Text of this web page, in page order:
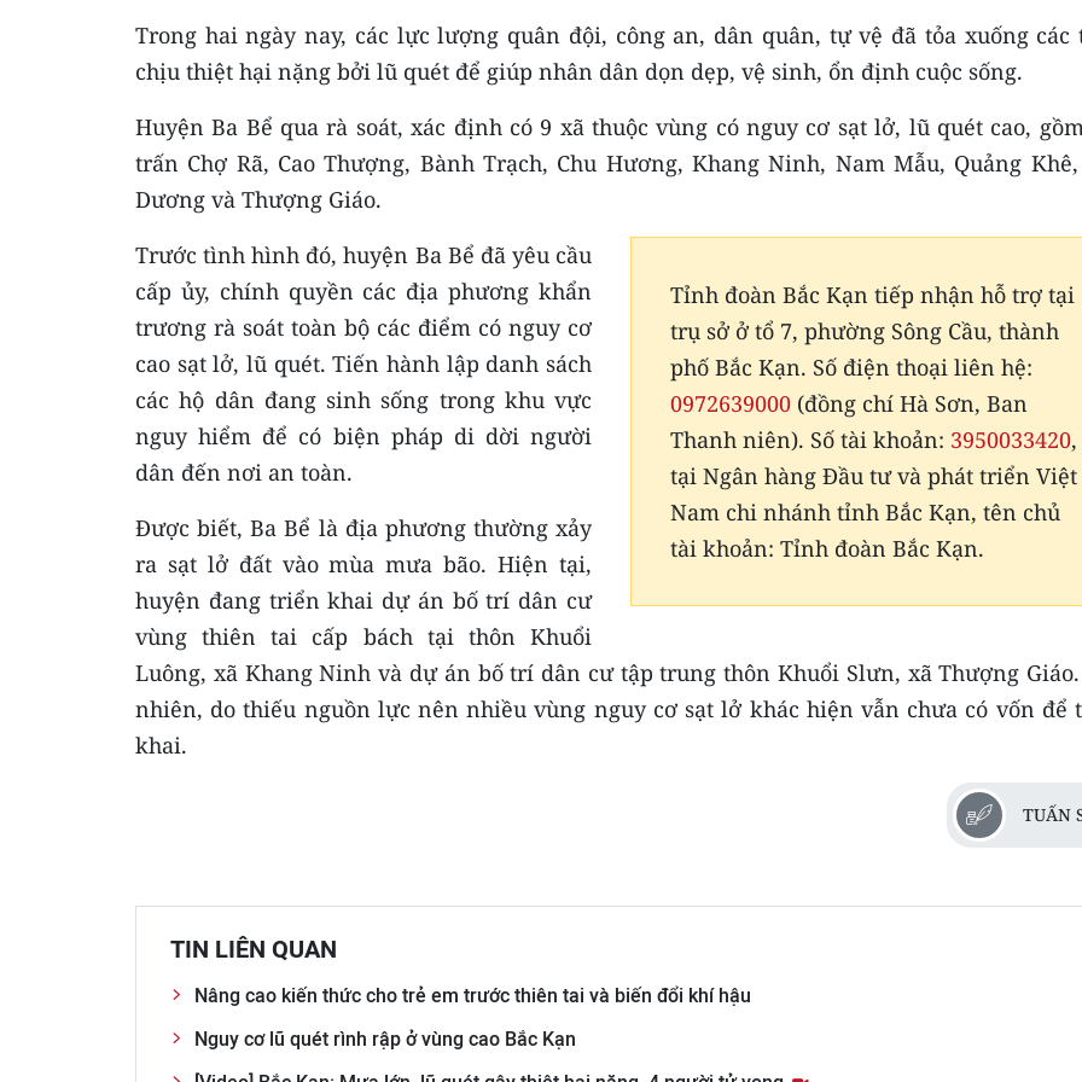
Trong hai ngày nay, các lực lượng quân đội, công an, dân quân, tự vệ đã tỏa xuống các
chịu thiệt hại nặng bởi lũ quét để giúp nhân dân dọn dẹp, vệ sinh, ổn định cuộc sống.
Huyện Ba Bể qua rà soát, xác định có 9 xã thuộc vùng có nguy cơ sạt lở, lũ quét cao,
trấn Chợ Rã, Cao Thượng, Bành Trạch, Chu Hương, Khang Ninh, Nam Mẫu, Quảng Khê,
Dương và Thượng Giáo.
Tỉnh đoàn Bắc Kạn tiếp nhận hỗ trợ tại
trụ sở ở tổ 7, phường Sông Cầu, thành
phố Bắc Kạn. Số điện thoại liên hệ:
0972639000 (đồng chí Hà Sơn, Ban
Thanh niên). Số tài khoản: 3950033420,
tại Ngân hàng Đầu tư và phát triển Việt
Nam chi nhánh tỉnh Bắc Kạn, tên chủ
tài khoản: Tỉnh đoàn Bắc Kạn.
Trước tình hình đó, huyện Ba Bể đã yêu cầu
cấp ủy, chính quyền các địa phương khẩn
trương rà soát toàn bộ các điểm có nguy cơ
cao sạt lở, lũ quét. Tiến hành lập danh sách
các hộ dân đang sinh sống trong khu vực
nguy hiểm để có biện pháp di dời người
dân đến nơi an toàn.
Được biết, Ba Bể là địa phương thường xảy
ra sạt lở đất vào mùa mưa bão. Hiện tại,
huyện đang triển khai dự án bố trí dân cư
vùng thiên tai cấp bách tại thôn Khuổi
Luông, xã Khang Ninh và dự án bố trí dân cư tập trung thôn Khuổi Slưn, xã Thượng
nhiên, do thiếu nguồn lực nên nhiều vùng nguy cơ sạt lở khác hiện vẫn chưa có vốn để
khai.
TUẤN
TIN LIÊN QUAN
Nâng cao kiến thức cho trẻ em trước thiên tai và biến đổi khí hậu
Nguy cơ lũ quét rình rập ở vùng cao Bắc Kạn